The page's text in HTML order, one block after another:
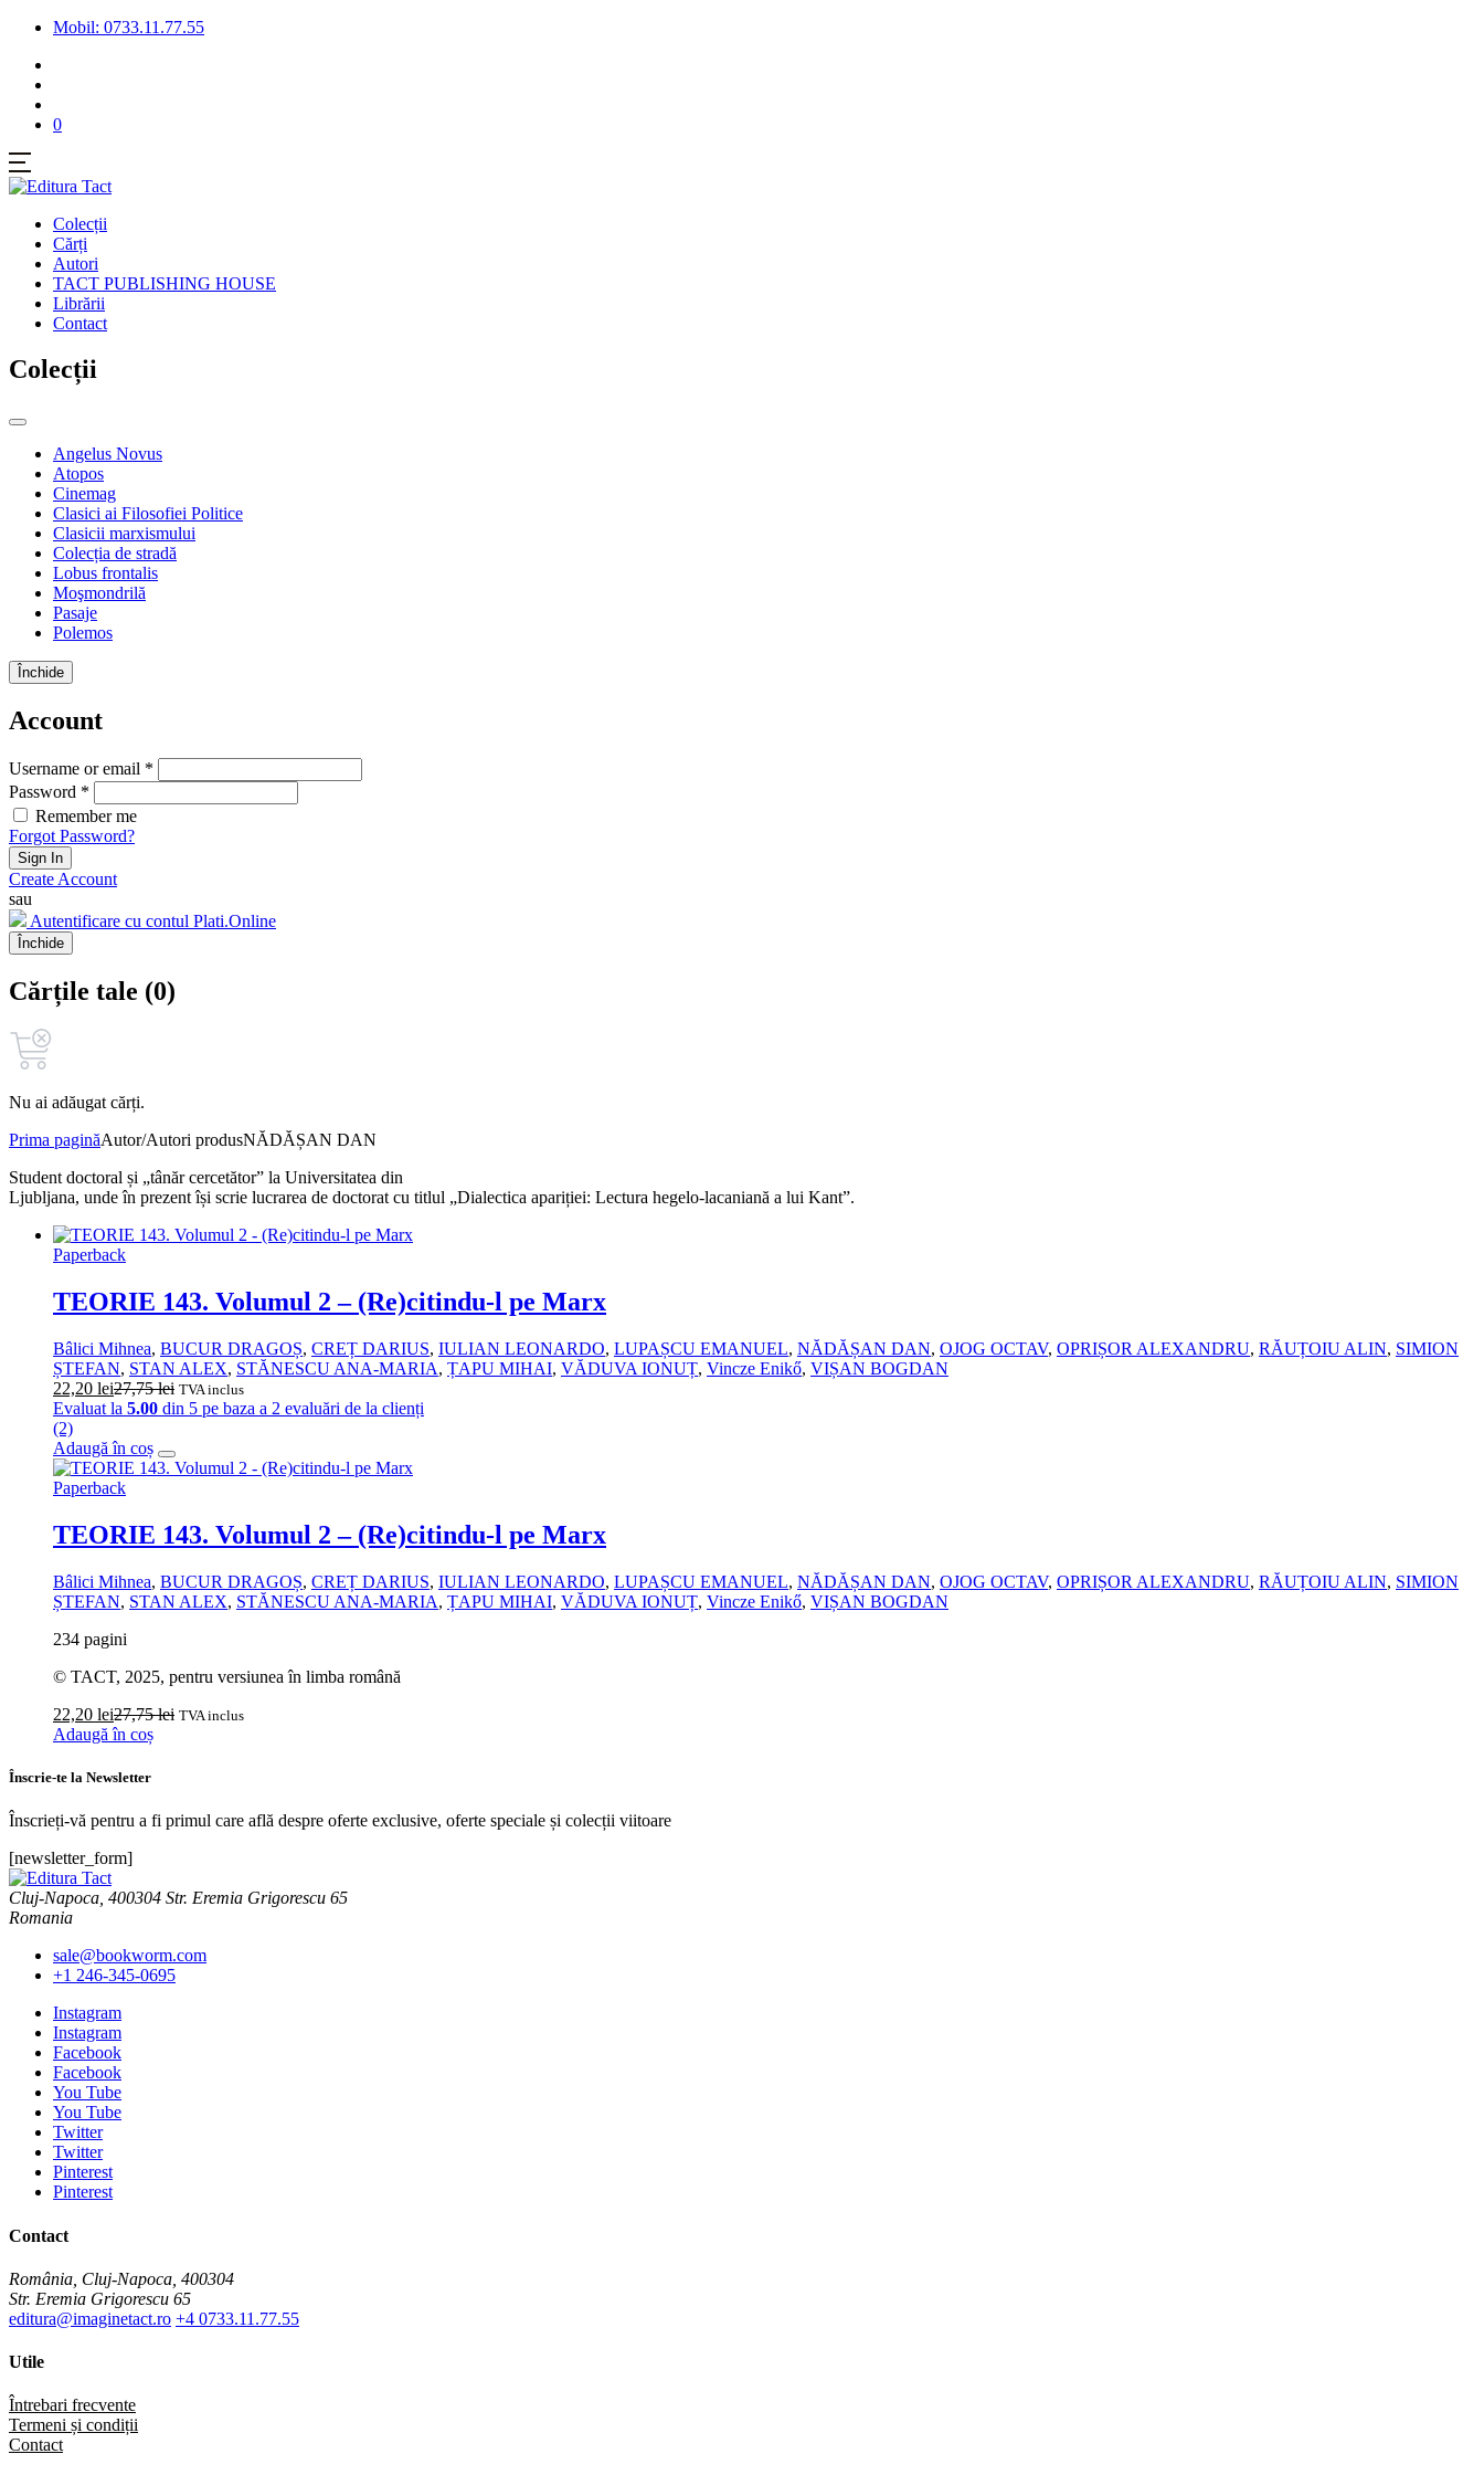
Mobil: 0733.11.77.55
0
Colecții
Cărți
Autori
TACT PUBLISHING HOUSE
Librării
Contact
Colecții
Angelus Novus
Atopos
Cinemag
Clasici ai Filosofiei Politice
Clasicii marxismului
Colecția de stradă
Lobus frontalis
Moşmondrilă
Pasaje
Polemos
Închide
Account
Username or email *
Password *
Remember me
Forgot Password?
Sign In
Create Account
sau
Autentificare cu contul Plati.Online
Închide
Cărțile tale (0)
Nu ai adăugat cărți.
Prima paginăAutor/Autori produsNĂDĂȘAN DAN
Student doctoral și „tânăr cercetător” la Universitatea din
Ljubljana, unde în prezent își scrie lucrarea de doctorat cu titlul „Dialectica apariției: Lectura hegelo‑lacaniană a lui Kant”.
Paperback
TEORIE 143. Volumul 2 – (Re)citindu-l pe Marx
Bâlici Mihnea, BUCUR DRAGOȘ, CREȚ DARIUS, IULIAN LEONARDO, LUPAȘCU EMANUEL, NĂDĂȘAN DAN, OJOG OCTAV, OPRIȘOR ALEXANDRU, RĂUȚOIU ALIN, SIMION
ȘTEFAN, STAN ALEX, STĂNESCU ANA‑MARIA, ȚAPU MIHAI, VĂDUVA IONUȚ, Vincze Enikő, VIȘAN BOGDAN
22,20 lei27,75lei TVA inclus
Evaluat la 5.00 din 5 pe baza a 2 evaluări de la clienți
(2)
Adaugă în coș
Paperback
TEORIE 143. Volumul 2 – (Re)citindu-l pe Marx
Bâlici Mihnea, BUCUR DRAGOȘ, CREȚ DARIUS, IULIAN LEONARDO, LUPAȘCU EMANUEL, NĂDĂȘAN DAN, OJOG OCTAV, OPRIȘOR ALEXANDRU, RĂUȚOIU ALIN, SIMION
ȘTEFAN, STAN ALEX, STĂNESCU ANA‑MARIA, ȚAPU MIHAI, VĂDUVA IONUȚ, Vincze Enikő, VIȘAN BOGDAN
234 pagini
© TACT, 2025, pentru versiunea în limba română
22,20 lei27,75lei TVA inclus
Adaugă în coș
Înscrie-te la Newsletter
Înscrieți-vă pentru a fi primul care află despre oferte exclusive, oferte speciale și colecții viitoare
[newsletter_form]
Cluj-Napoca, 400304 Str. Eremia Grigorescu 65
Romania
sale@bookworm.com
+1 246-345-0695
Instagram
Instagram
Facebook
Facebook
You Tube
You Tube
Twitter
Twitter
Pinterest
Pinterest
Contact
România, Cluj-Napoca, 400304
Str. Eremia Grigorescu 65
editura@imaginetact.ro +4 0733.11.77.55
Utile
Întrebari frecvente
Termeni și condiții
Contact